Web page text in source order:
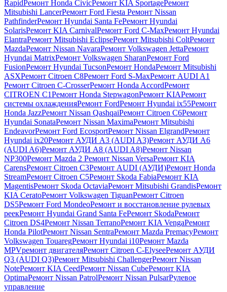
RapidРемонт Honda CivicРемонт KIA SportageРемонт
Mitsubishi LancerРемонт Ford Fiesta Ремонт Nissan
PathfinderРемонт Hyundai Santa FeРемонт Hyundai
SolarisРемонт KIA CarnivalРемонт Ford C-MaxРемонт Hyundai
ElantraРемонт Mitsubishi EclipseРемонт Mitsubishi ColtРемонт
MazdaРемонт Nissan NavaraРемонт Volkswagen JettaРемонт
Hyundai MatrixРемонт Volkswagen SharanРемонт Ford
FusionРемонт Hyundai TucsonРемонт HondaРемонт Mitsubishi
ASXРемонт Citroen C8Ремонт Ford S-MaxРемонт AUDI A1
Ремонт Citroen C-CrosserРемонт Honda AccordРемонт
CITROEN C1Ремонт Honda StepwagonРемонт KIAРемонт
системы охлажденияРемонт FordРемонт Hyundai ix55Ремонт
Honda JazzРемонт Nissan QashqaiРемонт Citroen C6Ремонт
Hyundai SonataРемонт Nissan MaximaРемонт Mitsubishi
EndeavorРемонт Ford EcosportРемонт Nissan ElgrandРемонт
Hyundai ix20Ремонт АУДИ А3 (AUDI A3)Ремонт АУДИ А6
(AUDI A6)Ремонт АУДИ А8 (AUDI A8)Ремонт Nissan
NP300Ремонт Mazda 2 Ремонт Nissan VersaРемонт KIA
CarensРемонт Citroen C3Ремонт AUDI (АУДИ)Ремонт Honda
StreamРемонт Citroen C5Ремонт Skoda FabiaРемонт KIA
MagentisРемонт Skoda OctaviaРемонт Mitsubishi GrandisРемонт
KIA CeratoРемонт Volkswagen TiguanРемонт Citroen
DS5Ремонт Ford MondeoРемонт и восстановление рулевых
реекРемонт Hyundai Grand Santa FeРемонт SkodaРемонт
Citroen DS4Ремонт Nissan TerranoРемонт KIA VengaРемонт
Honda PilotРемонт Nissan SentraРемонт Mazda PremacyРемонт
Volkswagen TouaregРемонт Hyundai i10Ремонт Mazda
MPVремонт двигателяРемонт Citroen C-ElyseeРемонт АУДИ
Q3 (AUDI Q3)Ремонт Mitsubishi ChallengerРемонт Nissan
NoteРемонт KIA CeedРемонт Nissan CubeРемонт KIA
OptimaРемонт Nissan PatrolРемонт Nissan PulsarРулевое
управление